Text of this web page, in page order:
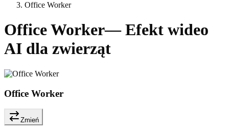
Office Worker
Office Worker— Efekt wideo
AI dla zwierząt
Office Worker
Zmień